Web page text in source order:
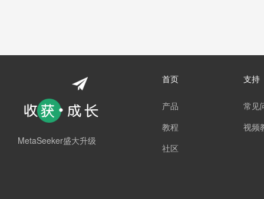
MetaSeeker盛大升级
首页
产品
教程
社区
支持
常见
视频